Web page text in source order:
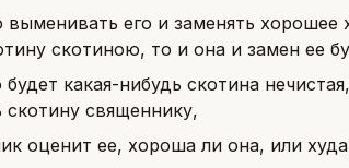
выменивать его и заменять
скотиною, то и она и замен ее
будет какая-нибудь скотина
скотину священнику,
оценит ее, хороша ли она, или